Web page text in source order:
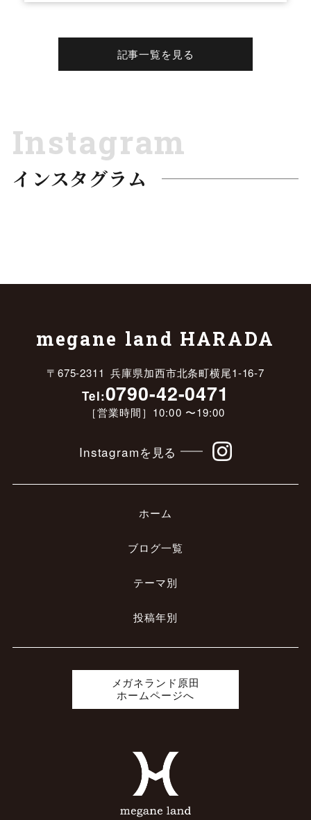
記事一覧を見る
Instagram
インスタグラム
megane land HARADA
〒675-2311 兵庫県加西市北条町横尾1-16-7
Tel:0790-42-0471
［営業時間］10:00 〜19:00
Instagramを見る
ホーム
ブログ一覧
テーマ別
投稿年別
メガネランド原田
ホームページへ